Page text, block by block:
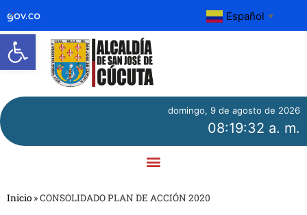
Abrir barra de herramientas
Español ▼
domingo, 9 de agosto de 2026
08:19:32 a. m.
Inicio »CONSOLIDADO PLAN DE ACCIÓN 2020